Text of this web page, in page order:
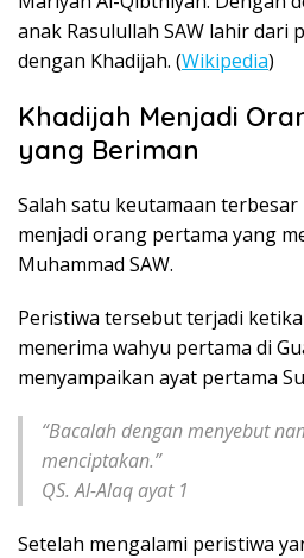
anak Rasulullah SAW lahir dari
dengan Khadijah. (Wikipedia)
Khadijah Menjadi
yang Beriman
Salah satu keutamaan terbesar
menjadi orang pertama yang
Muhammad SAW.
Peristiwa tersebut terjadi
menerima wahyu pertama di
menyampaikan ayat pertama
“Bacalah dengan menyebut
menciptakan.”
QS. Al-Alaq ayat 1
Setelah mengalami peristiwa